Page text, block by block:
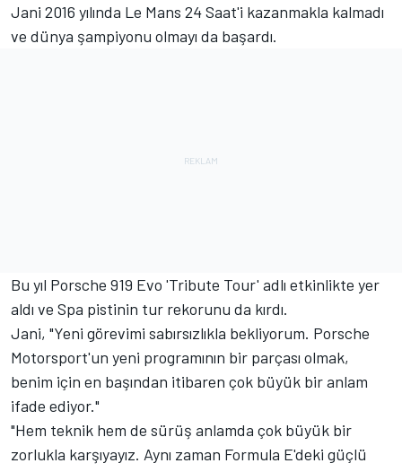
Jani 2016 yılında Le Mans 24 Saat'i kazanmakla kalmadı
ve dünya şampiyonu olmayı da başardı.
Bu yıl Porsche 919 Evo 'Tribute Tour' adlı etkinlikte yer
aldı ve Spa pistinin tur rekorunu da kırdı.
Jani, "Yeni görevimi sabırsızlıkla bekliyorum. Porsche
Motorsport'un yeni programının bir parçası olmak,
benim için en başından itibaren çok büyük bir anlam
ifade ediyor."
"Hem teknik hem de sürüş anlamda çok büyük bir
zorlukla karşıyayız. Aynı zaman Formula E'deki güçlü